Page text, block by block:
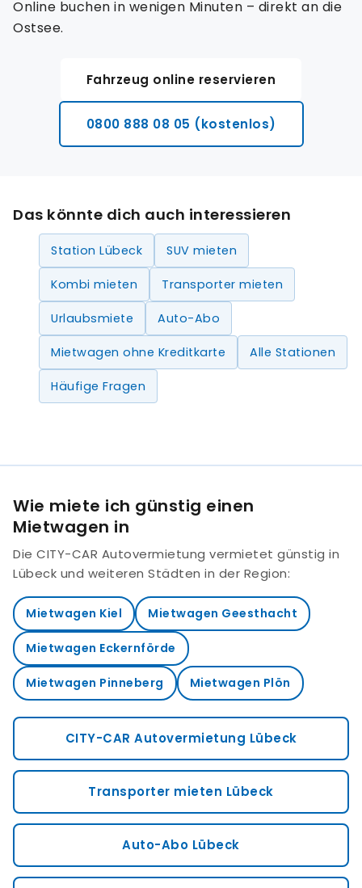
Online buchen in wenigen Minuten – direkt an die
Ostsee.
Fahrzeug online reservieren
0800 888 08 05 (kostenlos)
Das könnte dich auch interessieren
Station Lübeck SUV mieten
Kombi mieten Transporter mieten
Urlaubsmiete Auto-Abo
Mietwagen ohne Kreditkarte Alle Stationen
Häufige Fragen
Wie miete ich günstig einen
Mietwagen in
Die CITY-CAR Autovermietung vermietet günstig in
Lübeck und weiteren Städten in der Region:
Mietwagen Kiel Mietwagen Geesthacht
Mietwagen Eckernförde
Mietwagen Pinneberg Mietwagen Plön
CITY-CAR Autovermietung Lübeck
Transporter mieten Lübeck
Auto-Abo Lübeck